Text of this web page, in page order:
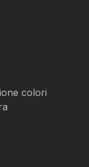
colori